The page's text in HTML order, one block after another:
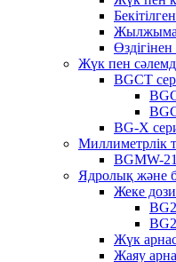
Жүк пен
BGCT
BG-X
Миллиметрлік
BGMW-
Ядролық және
Жеке
Жүк
Жаяу